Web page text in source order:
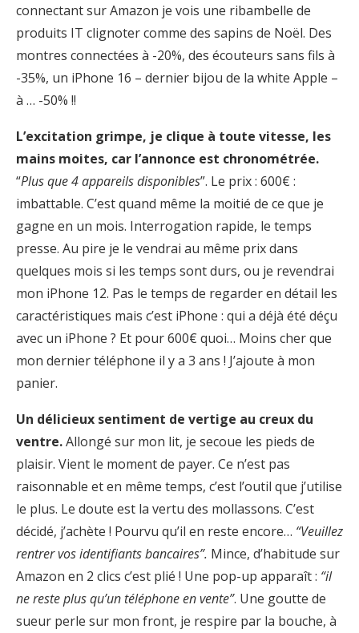
connectant sur Amazon je vois une ribambelle de
produits IT clignoter comme des sapins de Noël. Des
montres connectées à -20%, des écouteurs sans fils à
-35%, un iPhone 16 – dernier bijou de la white Apple –
à … -50% !!
L’excitation grimpe, je clique à toute vitesse, les
mains moites, car l’annonce est chronométrée.
“Plus que 4 appareils disponibles”. Le prix : 600€ :
imbattable. C’est quand même la moitié de ce que je
gagne en un mois. Interrogation rapide, le temps
presse. Au pire je le vendrai au même prix dans
quelques mois si les temps sont durs, ou je revendrai
mon iPhone 12. Pas le temps de regarder en détail les
caractéristiques mais c’est iPhone : qui a déjà été déçu
avec un iPhone ? Et pour 600€ quoi… Moins cher que
mon dernier téléphone il y a 3 ans ! J’ajoute à mon
panier.
Un délicieux sentiment de vertige au creux du
ventre.Allongé sur mon lit, je secoue les pieds de
plaisir. Vient le moment de payer. Ce n’est pas
raisonnable et en même temps, c’est l’outil que j’utilise
le plus. Le doute est la vertu des mollassons. C’est
décidé, j’achète ! Pourvu qu’il en reste encore… “Veuillez
rentrer vos identifiants bancaires”. Mince, d’habitude sur
Amazon en 2 clics c’est plié ! Une pop-up apparaît : “il
ne reste plus qu’un téléphone en vente”. Une goutte de
sueur perle sur mon front, je respire par la bouche, à